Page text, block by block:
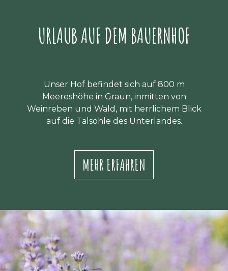
URLAUB AUF DEM BAUERNHOF
Unser Hof befindet sich auf 800 m
Meereshöhe in Graun, inmitten von
Weinreben und Wald, mit herrlichem Blick
auf die Talsohle des Unterlandes.
MEHR ERFAHREN